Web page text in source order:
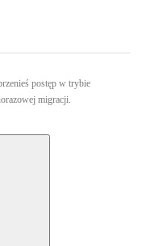
postęp w trybie
migracji.